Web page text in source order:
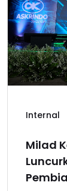
Internal
Milad